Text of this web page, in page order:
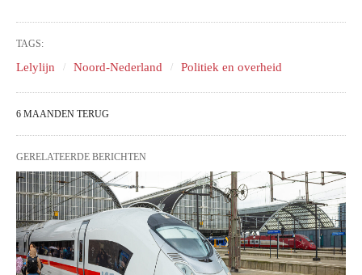
TAGS:
Lelylijn Noord-Nederland Politiek en overheid
6 MAANDEN TERUG
GERELATEERDE BERICHTEN